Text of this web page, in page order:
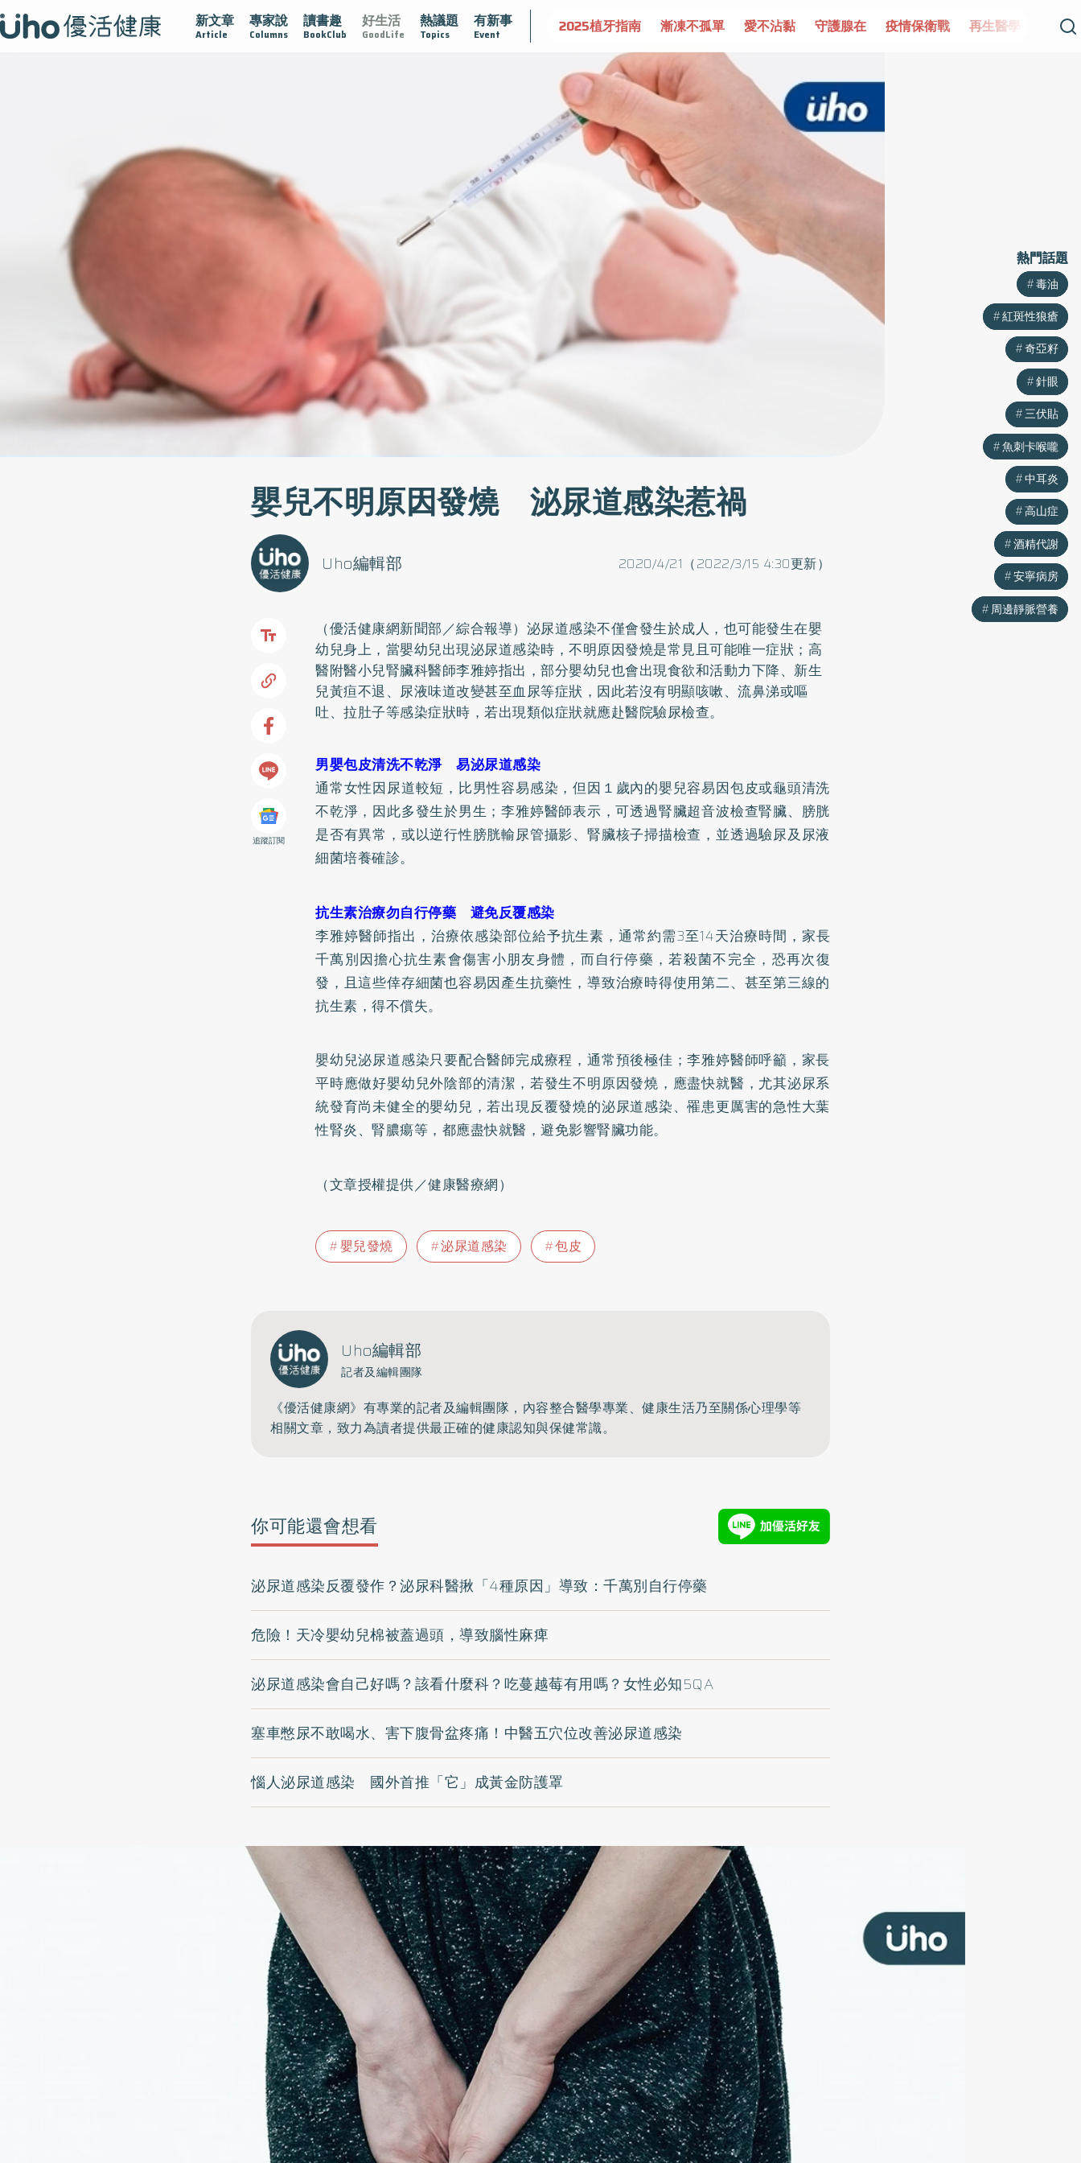
新文章
Article
專家說
Columns
讀書趣
BookClub
好生活
GoodLife
熱議題
Topics
有新事
Event
疫情保衛戰 再生醫學 愛的未來視 認識攝護腺肥大 守護骨骼健康 達文西手術專欄 2025植牙指南 漸凍不孤單 愛不沾黏 守護腺在 疫情保衛戰 再生醫學 愛的
嬰兒不明原因發燒 泌尿道感染惹禍
2020/4/21（2022/3/15 4:30更新）
Uho編輯部
追蹤訂閱
（優活健康網新聞部／綜合報導）泌尿道感染不僅會發生於成人，也可能發生在嬰
幼兒身上，當嬰幼兒出現泌尿道感染時，不明原因發燒是常見且可能唯一症狀；高
醫附醫小兒腎臟科醫師李雅婷指出，部分嬰幼兒也會出現食欲和活動力下降、新生
兒黃疸不退、尿液味道改變甚至血尿等症狀，因此若沒有明顯咳嗽、流鼻涕或嘔
吐、拉肚子等感染症狀時，若出現類似症狀就應赴醫院驗尿檢查。
男嬰包皮清洗不乾淨 易泌尿道感染
通常女性因尿道較短，比男性容易感染，但因１歲內的嬰兒容易因包皮或龜頭清洗
不乾淨，因此多發生於男生；李雅婷醫師表示，可透過腎臟超音波檢查腎臟、膀胱
是否有異常，或以逆行性膀胱輸尿管攝影、腎臟核子掃描檢查，並透過驗尿及尿液
細菌培養確診。
抗生素治療勿自行停藥 避免反覆感染
李雅婷醫師指出，治療依感染部位給予抗生素，通常約需3至14天治療時間，家長
千萬別因擔心抗生素會傷害小朋友身體，而自行停藥，若殺菌不完全，恐再次復
發，且這些倖存細菌也容易因產生抗藥性，導致治療時得使用第二、甚至第三線的
抗生素，得不償失。
嬰幼兒泌尿道感染只要配合醫師完成療程，通常預後極佳；李雅婷醫師呼籲，家長
平時應做好嬰幼兒外陰部的清潔，若發生不明原因發燒，應盡快就醫，尤其泌尿系
統發育尚未健全的嬰幼兒，若出現反覆發燒的泌尿道感染、罹患更厲害的急性大葉
性腎炎、腎膿瘍等，都應盡快就醫，避免影響腎臟功能。
（文章授權提供／健康醫療網）
嬰兒發燒 泌尿道感染 包皮
Uho編輯部
記者及編輯團隊
《優活健康網》有專業的記者及編輯團隊，內容整合醫學專業、健康生活乃至關係心理學等
相關文章，致力為讀者提供最正確的健康認知與保健常識。
你可能還會想看
泌尿道感染反覆發作？泌尿科醫揪「4種原因」導致：千萬別自行停藥
危險！天冷嬰幼兒棉被蓋過頭，導致腦性麻痺
泌尿道感染會自己好嗎？該看什麼科？吃蔓越莓有用嗎？女性必知5QA
塞車憋尿不敢喝水、害下腹骨盆疼痛！中醫五穴位改善泌尿道感染
惱人泌尿道感染 國外首推「它」成黃金防護罩
熱門話題
毒油
紅斑性狼瘡
奇亞籽
針眼
三伏貼
魚刺卡喉嚨
中耳炎
高山症
酒精代謝
安寧病房
周邊靜脈營養
熱門話題
毒油
紅斑性狼瘡
奇亞籽
針眼
三伏貼
魚刺卡喉嚨
中耳炎
高山症
酒精代謝
安寧病房
周邊靜脈營養